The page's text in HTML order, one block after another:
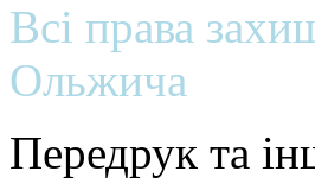
Всі права
Ольжича
Передрук та